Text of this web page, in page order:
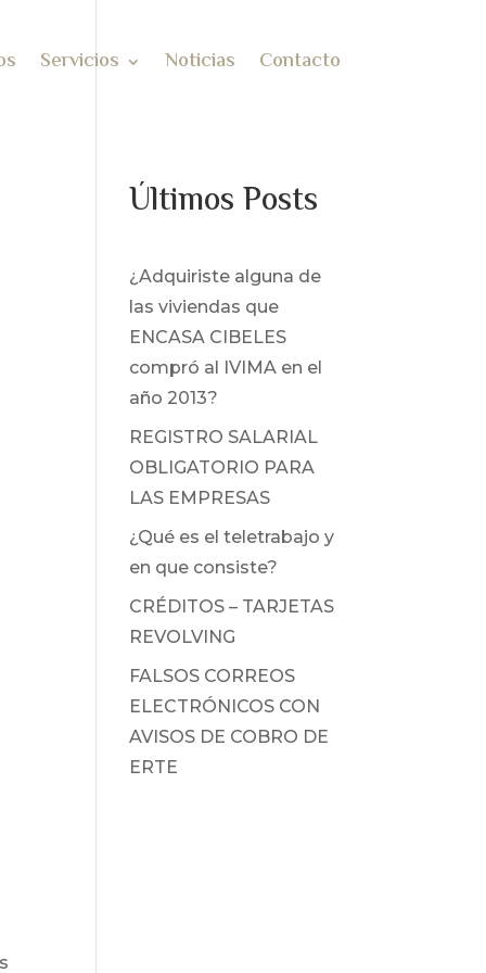
Servicios Noticias Contacto
Últimos Posts
¿Adquiriste alguna de
las viviendas que
ENCASA CIBELES
compró al IVIMA en el
año 2013?
REGISTRO SALARIAL
OBLIGATORIO PARA
LAS EMPRESAS
¿Qué es el teletrabajo y
en que consiste?
CRÉDITOS – TARJETAS
REVOLVING
FALSOS CORREOS
ELECTRÓNICOS CON
AVISOS DE COBRO DE
ERTE